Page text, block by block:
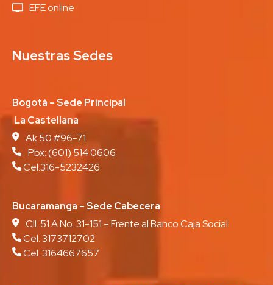
EFE online
Nuestras Sedes
Bogotá – Sede Principal
La Castellana
Ak 50 #96-71
Pbx:(601) 514 0606
Cel.316-5232426
Bucaramanga – Sede Cabecera
Cll. 51 A No. 31-151 – Frente al Banco Caja Social
Cel. 3173712702
Cel. 3164667657